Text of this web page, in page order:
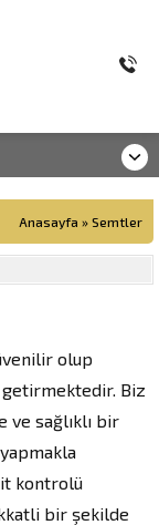
Anasayfa » Semtler
olup
getirmektedir. Biz
ve sağlıklı bir
kontrolü
bir şekilde